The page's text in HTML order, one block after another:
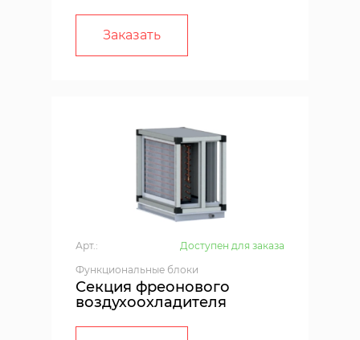
Заказать
Арт.:
Доступен для заказа
Функциональные блоки
Секция фреонового
воздухоохладителя